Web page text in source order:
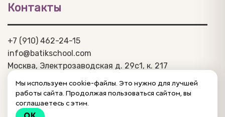
Контакты
+7 (910) 462-24-15
info@batikschool.com
Москва, Электрозаводская д. 29c1, к. 217
Политика конфиденциальности
Договор-оферта
Написать, задать вопрос
Мы используем cookie-файлы. Это нужно для лучшей
работы сайта. Продолжая пользоваться сайтом, вы
соглашаетесь с этим.